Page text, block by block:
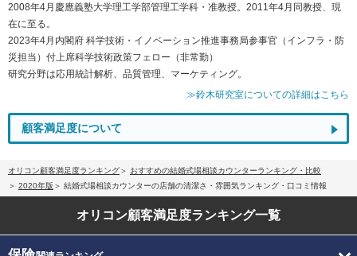
2008年4月慶應義塾大学理工学部管理工学科・准教授。2011年4月同教授、現
在に至る。
2023年4月内閣府 科学技術・イノベーション推進事務局参事官（インフラ・防
災担当）付上席科学技術政策フェロー（非常勤）
研究分野は応用統計解析、品質管理、マーケティング。
≫鈴木研究室についての詳細はこちら
顧客満足度について
オリコン顧客満足度ランキング
おすすめの結婚式場相談カウンターランキング・比較
2020年版
結婚式場相談カウンターの店舗の清潔さ・雰囲気ランキング・口コミ情報
オリコン顧客満足度ランキング一覧